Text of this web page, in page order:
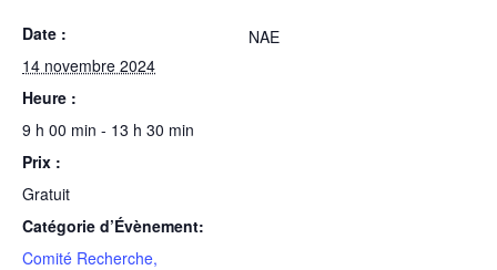
Date :
14 novembre 2024
Heure :
9 h 00 min - 13 h 30 min
Prix :
Gratuit
Catégorie d’Évènement:
Comité Recherche,
NAE